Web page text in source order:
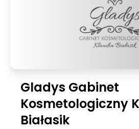
Gladys Gabinet
Kosmetologiczny
Białasik